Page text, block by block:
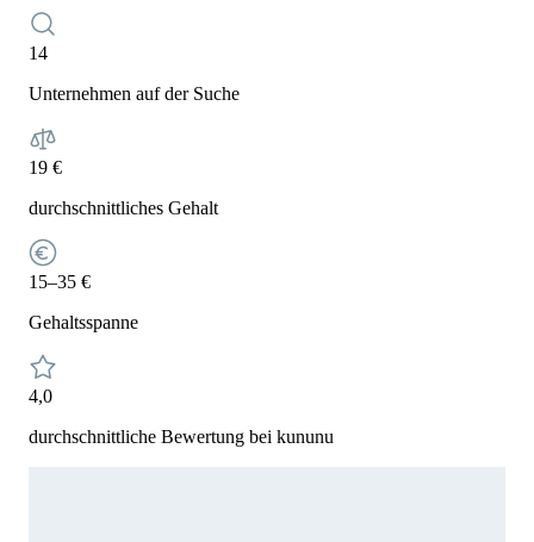
14
Unternehmen auf der Suche
19 €
durchschnittliches Gehalt
15–35 €
Gehaltsspanne
4,0
durchschnittliche Bewertung bei kununu